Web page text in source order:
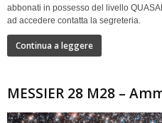
abbonati in possesso del livello
ad accedere contatta la segreteria.
Continua a leggere
MESSIER 28 M28 –